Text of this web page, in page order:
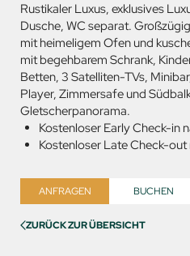
Rustikaler Luxus, exklusives
Dusche, WC separat.
mit heimeligem Ofen und
mit begehbarem Schrank,
Betten, 3 Satelliten-TVs,
Player, Zimmersafe und
Gletscherpanorama.
Kostenloser Early Check-in
Kostenloser Late Check-
ANFRAGEN BUCHEN
ZURÜCK ZUR ÜBERSICHT